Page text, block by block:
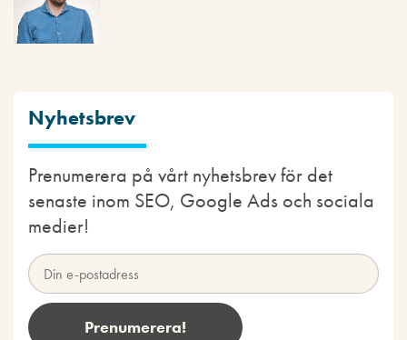
Nyhetsbrev
Prenumerera på vårt nyhetsbrev för det
senaste inom SEO, Google Ads och sociala
medier!